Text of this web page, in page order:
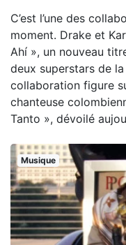
C’est l’une des
moment. Drake et
Ahí », un nouveau
deux superstars de
collaboration figure
chanteuse
Tanto », dévoilé
Musique